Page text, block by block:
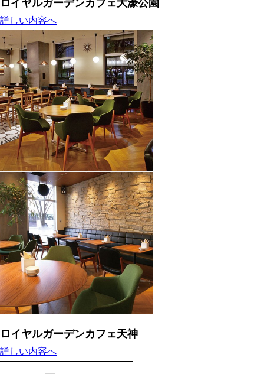
ロイヤルガーデンカフェ大濠公園
詳しい内容へ
ロイヤルガーデンカフェ天神
詳しい内容へ